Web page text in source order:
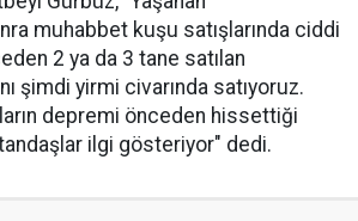
muhabbet kuşu satışlarında ciddi
2 ya da 3 tane satılan
şimdi yirmi civarında satıyoruz.
depremi önceden hissettiği
ilgi gösteriyor" dedi.